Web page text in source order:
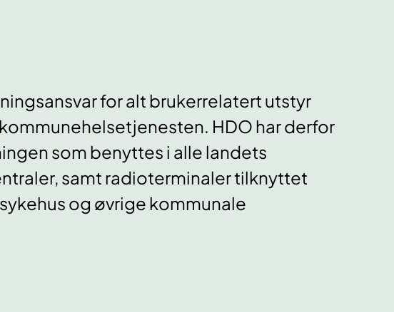
for alt brukerrelatert utstyr
HDO har derfor
som benyttes i alle landets
samt radioterminaler tilknyttet
og øvrige kommunale